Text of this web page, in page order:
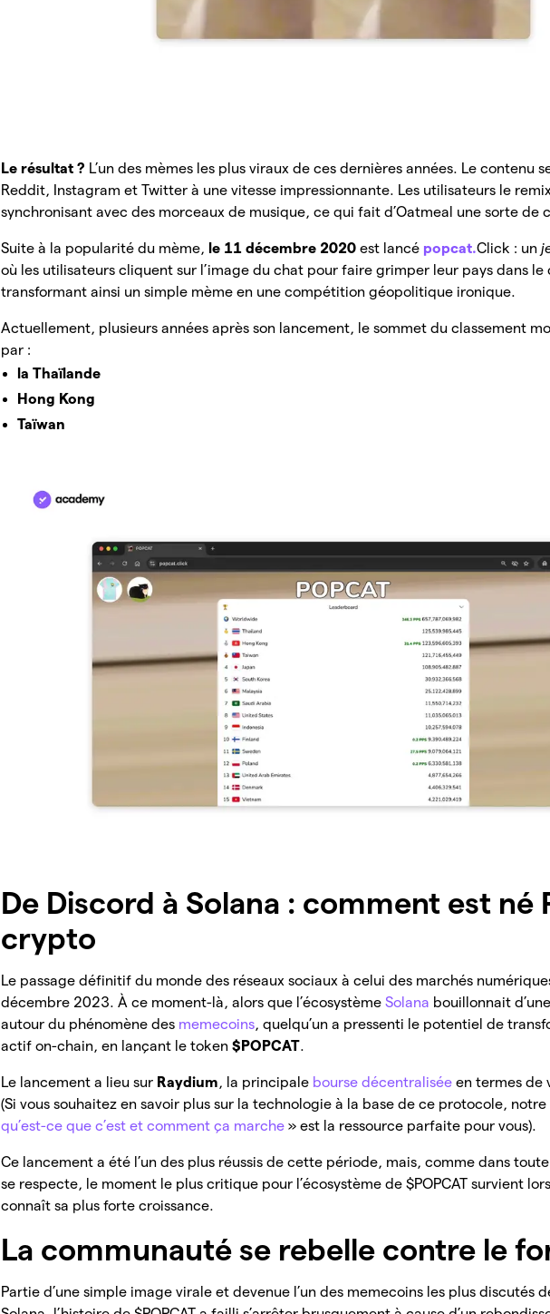
Le résultat ? L’un des mèmes les plus viraux de ces dernières années. Le contenu
Reddit, Instagram et Twitter à une vitesse impressionnante. Les utilisateurs le
synchronisant avec des morceaux de musique, ce qui fait d’Oatmeal une sorte de
Suite à la popularité du mème, le 11 décembre 2020est lancé popcat.Click : un
où les utilisateurs cliquent sur l’image du chat pour faire grimper leur pays dans le
transformant ainsi un simple mème en une compétition géopolitique ironique.
Actuellement, plusieurs années après son lancement, le sommet du classement
par :
la Thaïlande
Hong Kong
Taïwan
De Discord à Solana : comment est né
crypto
Le passage définitif du monde des réseaux sociaux à celui des marchés
décembre 2023. À ce moment-là, alors que l’écosystèmeSolana bouillonnait
autour du phénomène des memecoins, quelqu’un a pressenti le potentiel de
actif on-chain, en lançant le token$POPCAT.
Le lancement a lieu sur Raydium, la principale bourse décentralisée en termes de
(Si vous souhaitez en savoir plus sur la technologie à la base de ce protocole,
qu’est-ce que c’est et comment ça marche » est la ressource parfaite pour vous).
Ce lancement a été l’un des plus réussis de cette période, mais, comme dans
se respecte, le moment le plus critique pour l’écosystème de $POPCAT survient
connaît sa plus forte croissance.
La communauté se rebelle contre le
Partie d’une simple image virale et devenue l’un des memecoins les plus discutés